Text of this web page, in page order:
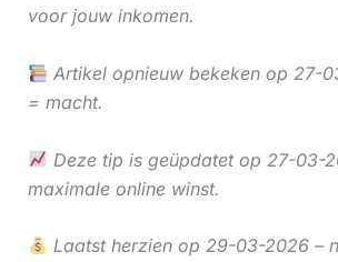
voor jouw inkomen.
Artikel opnieuw bekeken op 27-
= macht.
Deze tip is geüpdatet op 27-03-
maximale online winst.
Laatst herzien op 29-03-2026 –